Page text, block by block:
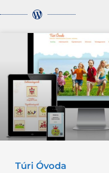
Túri Óvoda